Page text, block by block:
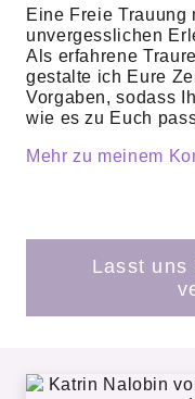
Eine Freie Trauung
unvergesslichen
Als erfahrene
gestalte ich Eure
Vorgaben, sodass
wie es zu Euch
Mehr zu meinem
Lasst uns